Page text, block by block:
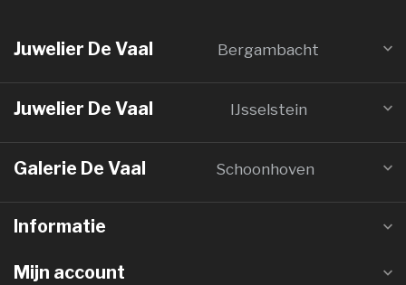
Juwelier De Vaal Bergambacht
Juwelier De Vaal IJsselstein
Galerie De Vaal Schoonhoven
Informatie
Mijn account